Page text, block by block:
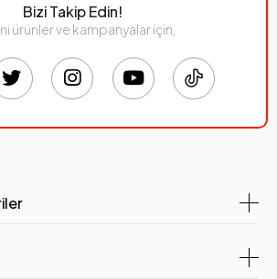
Bizi Takip Edin!
ürünler ve kampanyalar için,